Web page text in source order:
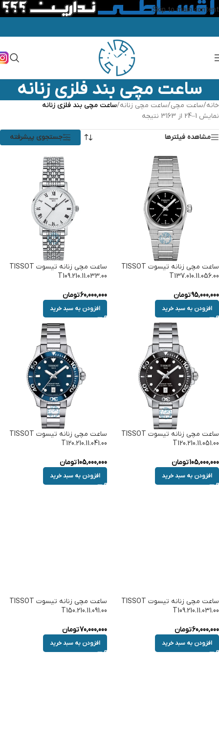
Skip to main content
ساعت مچی بند فلزی زنانه
خانه/ساعت مچی/ساعت مچی زنانه/ساعت مچی بند فلزی زنانه
نمایش 1–24 از 3163 نتیجه
مشاهده فیلترها جستجوی پیشرفته
ساعت مچی زنانه تیسوت TISSOT
T137.010.11.056.00
95,000,000تومان
افزودن به سبد خرید
ساعت مچی زنانه تیسوت TISSOT
T109.210.11.033.00
60,000,000تومان
افزودن به سبد خرید
ساعت مچی زنانه تیسوت TISSOT
T120.210.11.051.00
105,000,000تومان
افزودن به سبد خرید
ساعت مچی زنانه تیسوت TISSOT
T120.210.11.041.00
105,000,000تومان
افزودن به سبد خرید
ساعت مچی زنانه تیسوت TISSOT
T109.210.11.031.00
60,000,000تومان
افزودن به سبد خرید
ساعت مچی زنانه تیسوت TISSOT
T150.210.11.091.00
70,000,000تومان
افزودن به سبد خرید